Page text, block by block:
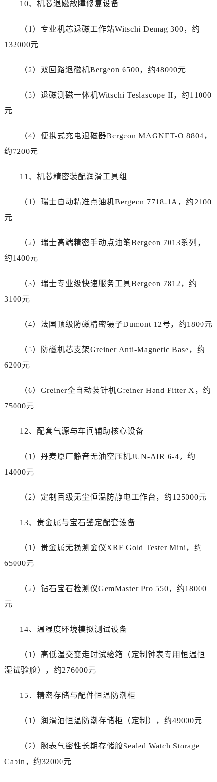
云南省普洱市思茅区振兴大道劳力士售后服务中心（需提前预约）
云南省昭通市昭阳区青年路劳力士售后服务中心（需提前预约）
浙江省温州市鹿城区锦绣路1067号置信广场10层1015室劳力士售后服务中心（需提前预约）
江苏省无锡市梁溪区人民中路139号恒隆广场写字楼1座11层1104室劳力士售后服务中心（需提前预约）
湖北省武汉市江汉区解放大道686号世界贸易大厦38层09室劳力士售后服务中心（需提前预约）
福建省泉州市丰泽区宝洲路729号浦西万达中心写字楼A座7楼709室劳力士售后服务中心（需提前预约）
10、机芯退磁故障修复设备
（1）专业机芯退磁工作站Witschi Demag 300，约
132000元
（2）双回路退磁机Bergeon 6500，约48000元
（3）退磁测磁一体机Witschi Teslascope II，约11000
元
（4）便携式充电退磁器Bergeon MAGNET-O 8804，
约7200元
11、机芯精密装配润滑工具组
（1）瑞士自动精准点油机Bergeon 7718-1A，约2100
元
（2）瑞士高端精密手动点油笔Bergeon 7013系列，
约1400元
（3）瑞士专业级快速服务工具Bergeon 7812，约
3100元
（4）法国顶级防磁精密镊子Dumont 12号，约1800元
（5）防磁机芯支架Greiner Anti-Magnetic Base，约
6200元
（6）Greiner全自动装针机Greiner Hand Fitter X，约
75000元
12、配套气源与车间辅助核心设备
（1）丹麦原厂静音无油空压机JUN-AIR 6-4，约
14000元
（2）定制百级无尘恒温防静电工作台，约125000元
13、贵金属与宝石鉴定配套设备
（1）贵金属无损测金仪XRF Gold Tester Mini，约
65000元
（2）钻石宝石检测仪GemMaster Pro 550，约18000
元
14、温湿度环境模拟测试设备
（1）高低温交变走时试验箱（定制钟表专用恒温恒
湿试验舱），约276000元
15、精密存储与配件恒温防潮柜
（1）润滑油恒温防潮存储柜（定制），约49000元
（2）腕表气密性长期存储舱Sealed Watch Storage
Cabin，约32000元